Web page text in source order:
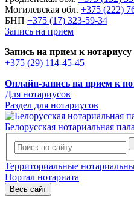
Могилевская обл. +375 (222)
БНП +375 (17) 323-59-34
Запись на прием
Запись на прием к
+375 (29) 114-45-45
Онлайн-запись на прием к
Для нотариусов
Раздел для нотариусов
Белорусская нотариальная
Территориальные
Портал нотариата
Весь сайт